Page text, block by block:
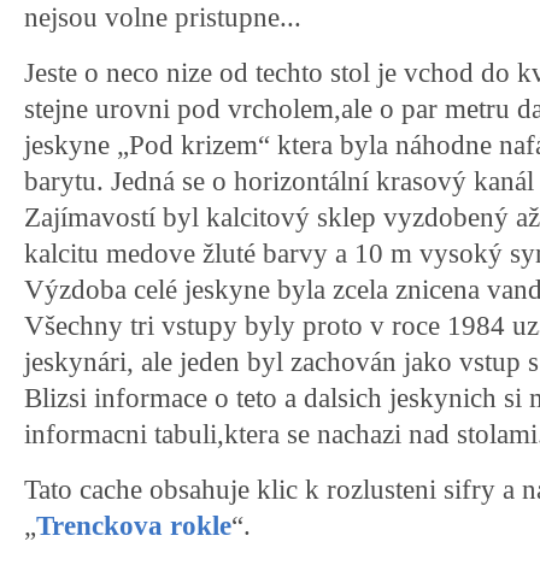
nejsou volne pristupne...
Jeste o neco nize od techto stol je vchod do
stejne urovni pod vrcholem,ale o par metru
jeskyne „Pod krizem“ ktera byla náhodne
barytu. Jedná se o horizontální krasový
Zajímavostí byl kalcitový sklep vyzdobený
kalcitu medove žluté barvy a 10 m vysoký
Výzdoba celé jeskyne byla zcela znicena
Všechny tri vstupy byly proto v roce 1984
jeskynári, ale jeden byl zachován jako vstup
Blizsi informace o teto a dalsich jeskynich si
informacni tabuli,ktera se nachazi nad
Tato cache obsahuje klic k rozlusteni sifry a
„Trenckova rokle“.